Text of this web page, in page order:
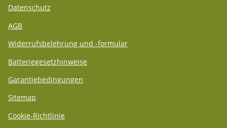
Datenschutz
AGB
Widerrufsbelehrung und -formular
Batteriegesetzhinweise
Garantiebedingungen
Sitemap
Cookie-Richtlinie